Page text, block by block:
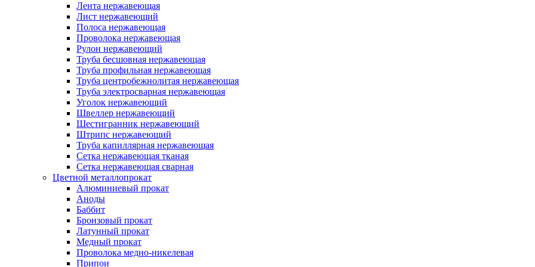
Лента нержавеющая
Лист нержавеющий
Полоса нержавеющая
Проволока нержавеющая
Рулон нержавеющий
Труба бесшовная нержавеющая
Труба профильная нержавеющая
Труба центробежнолитая нержавеющая
Труба электросварная нержавеющая
Уголок нержавеющий
Швеллер нержавеющий
Шестигранник нержавеющий
Штрипс нержавеющий
Труба капиллярная нержавеющая
Сетка нержавеющая тканая
Сетка нержавеющая сварная
Цветной металлопрокат
Алюминиевый прокат
Аноды
Баббит
Бронзовый прокат
Латунный прокат
Медный прокат
Проволока медно-никелевая
Припои